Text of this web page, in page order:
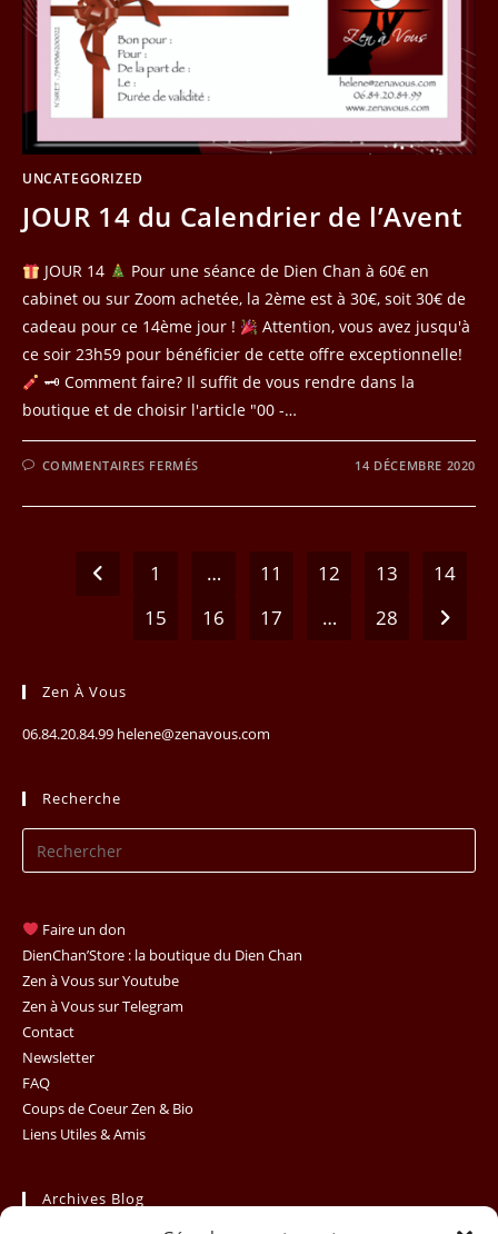
UNCATEGORIZED
JOUR 14 du Calendrier de l’Avent
JOUR 14
Pour une séance de Dien Chan à 60€ en
cabinet ou sur Zoom achetée, la 2ème est à 30€, soit 30€ de
cadeau pour ce 14ème jour !
Attention, vous avez jusqu'à
ce soir 23h59 pour bénéficier de cette offre exceptionnelle!
🗝 Comment faire? Il suffit de vous rendre dans la
boutique et de choisir l'article "00 -…
COMMENTAIRES FERMÉS
DU
14 DÉCEMBRE 2020
Go to the previous page
1 … 11 12 13
14
15
16 17 … 28 Aller à
Zen À Vous
06.84.20.84.99 helene@zenavous.com
Recherche
Faire un don
DienChan’Store : la boutique du Dien Chan
Zen à Vous sur Youtube
Zen à Vous sur Telegram
Contact
Newsletter
FAQ
Coups de Coeur Zen & Bio
Liens Utiles & Amis
Archives Blog